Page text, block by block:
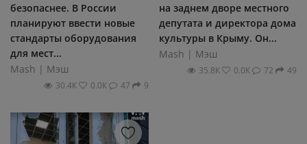
безопаснее. В России
планируют ввести новые
стандарты оборудования
для мест...
Mash | Мэш
30.4К 0.0К 47 9
на заднем дворе местного
депутата и директора дома
культуры в Крыму. Он...
Mash | Мэш
35.8К 0.0К 72 49